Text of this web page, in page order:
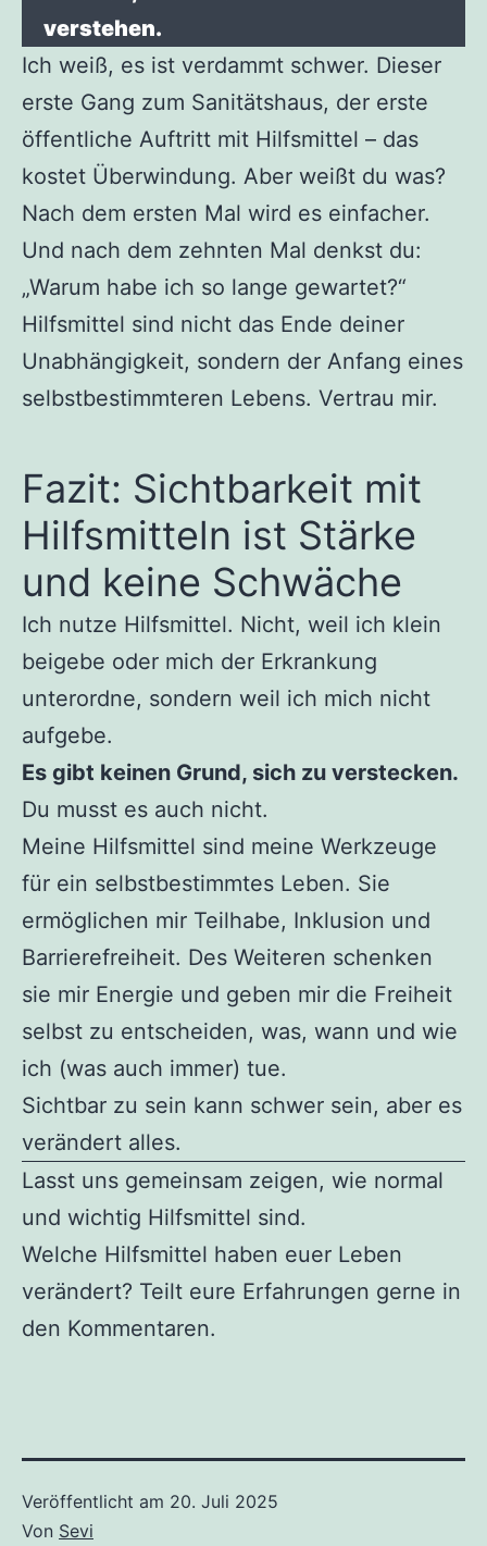
verstehen.
Ich weiß, es ist verdammt schwer. Dieser
erste Gang zum Sanitätshaus, der erste
öffentliche Auftritt mit Hilfsmittel – das
kostet Überwindung. Aber weißt du was?
Nach dem ersten Mal wird es einfacher.
Und nach dem zehnten Mal denkst du:
„Warum habe ich so lange gewartet?“
Hilfsmittel sind nicht das Ende deiner
Unabhängigkeit, sondern der Anfang eines
selbstbestimmteren Lebens. Vertrau mir.
Fazit: Sichtbarkeit mit
Hilfsmitteln ist Stärke
und keine Schwäche
Ich nutze Hilfsmittel. Nicht, weil ich klein
beigebe oder mich der Erkrankung
unterordne, sondern weil ich mich nicht
aufgebe.
Es gibt keinen Grund, sich zu verstecken.
Du musst es auch nicht.
Meine Hilfsmittel sind meine Werkzeuge
für ein selbstbestimmtes Leben. Sie
ermöglichen mir Teilhabe, Inklusion und
Barrierefreiheit. Des Weiteren schenken
sie mir Energie und geben mir die Freiheit
selbst zu entscheiden, was, wann und wie
ich (was auch immer) tue.
Sichtbar zu sein kann schwer sein, aber es
verändert alles.
Lasst uns gemeinsam zeigen, wie normal
und wichtig Hilfsmittel sind.
Welche Hilfsmittel haben euer Leben
verändert? Teilt eure Erfahrungen gerne in
den Kommentaren.
Veröffentlicht am 20. Juli 2025
Von Sevi